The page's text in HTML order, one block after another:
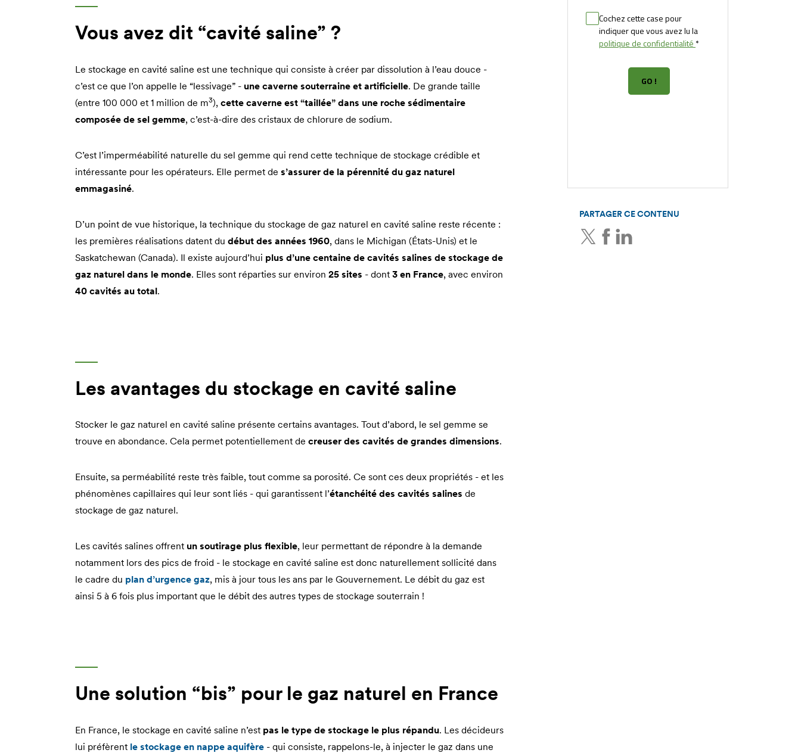
Vous avez dit “cavité saline” ?
Le stockage en cavité saline est une technique qui consiste à créer par dissolution à l’eau douce -
c’est ce que l’on appelle le “lessivage” - une caverne souterraine et artificielle. De grande taille
(entre 100 000 et 1 million de m3), cette caverne est “taillée” dans une roche sédimentaire
composée de sel gemme, c’est-à-dire des cristaux de chlorure de sodium.
C’est l’imperméabilité naturelle du sel gemme qui rend cette technique de stockage crédible et
intéressante pour les opérateurs. Elle permet de s’assurer de la pérennité du gaz naturel
emmagasiné.
D’un point de vue historique, la technique du stockage de gaz naturel en cavité saline reste récente :
les premières réalisations datent du début des années 1960, dans le Michigan (États-Unis) et le
Saskatchewan (Canada). Il existe aujourd’hui plus d’une centaine de cavités salines de stockage de
gaz naturel dans le monde. Elles sont réparties sur environ 25 sites - dont 3 en France, avec environ
40 cavités au total.
Les avantages du stockage en cavité saline
Stocker le gaz naturel en cavité saline présente certains avantages. Tout d’abord, le sel gemme se
trouve en abondance. Cela permet potentiellement de creuser des cavités de grandes dimensions.
Ensuite, sa perméabilité reste très faible, tout comme sa porosité. Ce sont ces deux propriétés - et les
phénomènes capillaires qui leur sont liés - qui garantissent l’étanchéité des cavités salines de
stockage de gaz naturel.
Les cavités salines offrent un soutirage plus flexible, leur permettant de répondre à la demande
notamment lors des pics de froid - le stockage en cavité saline est donc naturellement sollicité dans
le cadre du plan d’urgence gaz, mis à jour tous les ans par le Gouvernement. Le débit du gaz est
ainsi 5 à 6 fois plus important que le débit des autres types de stockage souterrain !
Une solution “bis” pour le gaz naturel en France
En France, le stockage en cavité saline n’est pas le type de stockage le plus répandu. Les décideurs
lui préfèrent le stockage en nappe aquifère - qui consiste, rappelons-le, à injecter le gaz dans une
PARTAGER CE CONTENU
Twitter